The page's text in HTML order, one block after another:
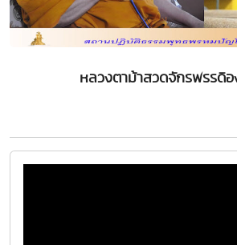
หลวงตาม้าสวดจักรพรรดิอ